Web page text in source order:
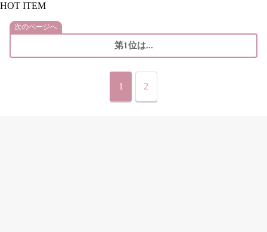
HOT ITEM
次のページへ
第1位は...
1 2